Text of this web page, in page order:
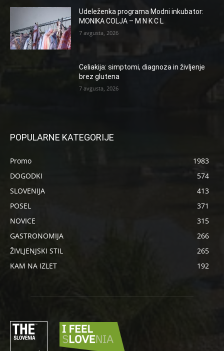
Udeleženka programa Modni inkubator:
MONIKA COLJA – M N K C L
7 avgusta, 2026
Celiakija: simptomi, diagnoza in življenje
brez glutena
7 avgusta, 2026
POPULARNE KATEGORIJE
Promo
1983
DOGODKI
574
SLOVENIJA
413
POSEL
371
NOVICE
315
GASTRONOMIJA
266
ŽIVLJENJSKI STIL
265
KAM NA IZLET
192